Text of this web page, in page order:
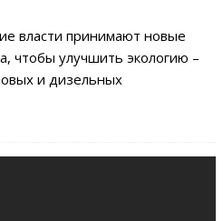
власти принимают новые
чтобы улучшить экологию –
и дизельных